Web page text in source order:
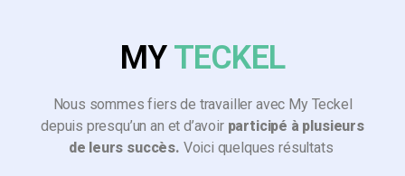
MYTECKEL
Nous sommes fiers de travailler avec My Teckel
depuis presqu’un an et d’avoir participé à plusieurs
de leurs succès. Voici quelques résultats